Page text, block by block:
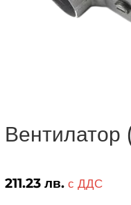
Вентилатор
211.23 лв. с ДДС